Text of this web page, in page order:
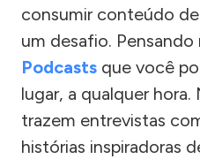
consumir conteúdo
um desafio. Pensando
Podcasts que você
lugar, a qualquer
trazem entrevistas
histórias inspiradoras